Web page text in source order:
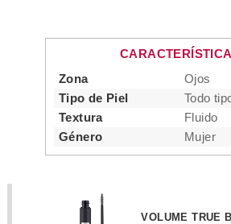
Zona
Ojos
Tipo de Piel
Todo
Textura
Fluido
Género
Mujer
VOLUME TRUE